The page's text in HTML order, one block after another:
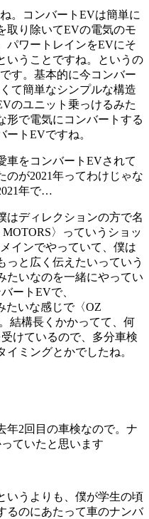
。コンバートEVは簡単に
取り除いてEVの電気のモ
パワートレインをEVにそ
いうことですね。というの
す。基本的に今コンバー
て簡単なシンプルな構造
のユニット乗っけるみた
形で電気にコンバートする
ートEVですね。
車をコンバートEVされて
のが2021年ってわけじゃな
年で…
はディレクションの方で名
〉っていうショッ
インでやっていて、僕は
っと広く伝えたいっていう
たいなのを一緒にやってい
ートEVで、
たいな感じで〈OZ
結構長くかかってて、何
けているので、多分車検
ミングとかでしたね。
年2回目の車検なので。ナ
ていたと思います
いうよりも、僕が学生の頃
るのにあたって車のナンバ